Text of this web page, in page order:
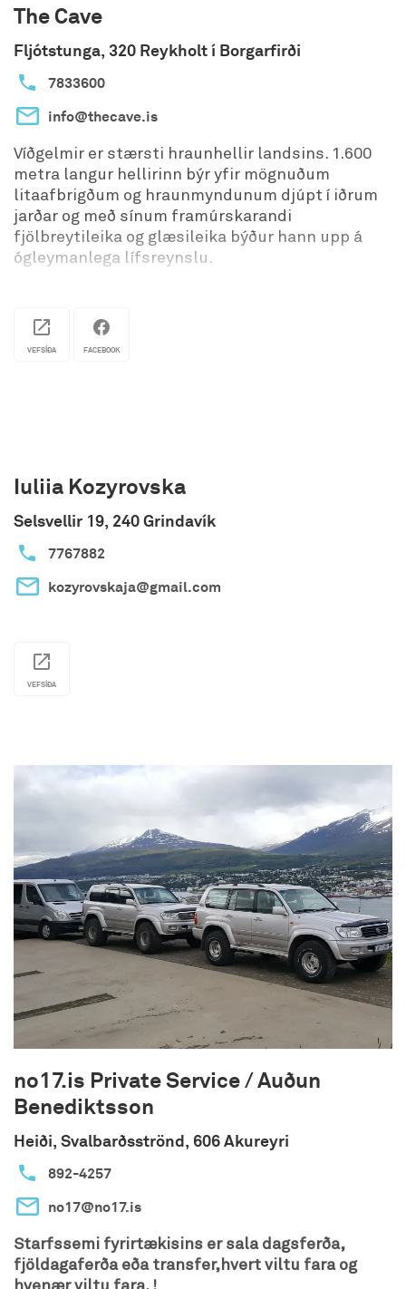
The Cave
Fljótstunga, 320 Reykholt í Borgarfirði
7833600
info@thecave.is
Víðgelmir er stærsti hraunhellir landsins. 1.600
metra langur hellirinn býr yfir mögnuðum
litaafbrigðum og hraunmyndunum djúpt í iðrum
jarðar og með sínum framúrskarandi
fjölbreytileika og glæsileika býður hann upp á
ógleymanlega lífsreynslu.
og lýsingu í hellinum. Fyrir þá sem kjósa meiri
áskorun, þá bjóðum við einnig upp á hálfs dags
VEFSÍÐA FACEBOOK
Iuliia Kozyrovska
Selsvellir 19, 240 Grindavík
7767882
kozyrovskaja@gmail.com
VEFSÍÐA
no17.is Private Service / Auðun
Benediktsson
Heiði, Svalbarðsströnd, 606 Akureyri
892-4257
no17@no17.is
Starfssemi fyrirtækisins er sala dagsferða,
fjöldagaferða eða transfer,hvert viltu fara og